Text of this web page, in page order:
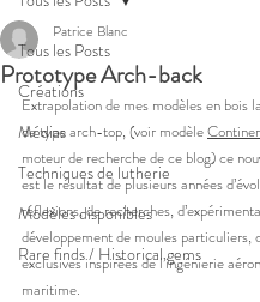
Tous les Posts
Créations
Médias
Techniques de lutherie
Modèles disponibles
Rare finds / Historical gems
Prototype Arch-back
Patrice Blanc
Extrapolation de mes modèles en bois
de type arch-top, (voir modèle
moteur de recherche de ce blog) ce
est le résultat de plusieurs années
réflexions, de recherches,
développement de moules particuliers,
exclusives inspirées de l’ingénierie
maritime.